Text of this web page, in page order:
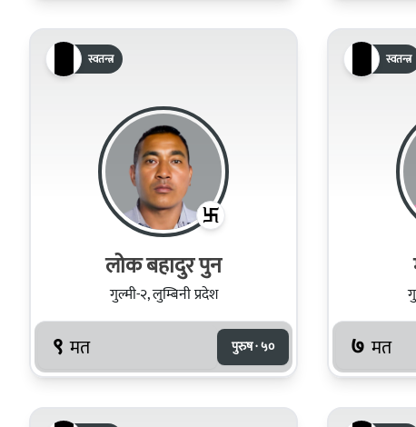
स्वतन्त्र
लोक बहादुर पुन
गुल्मी-२, लुम्बिनी प्रदेश
९ मत पुरुष · ५०
स्वतन्त्र
७ मत